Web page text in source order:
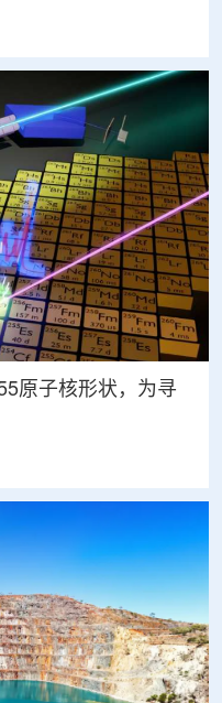
原子核形状，为寻